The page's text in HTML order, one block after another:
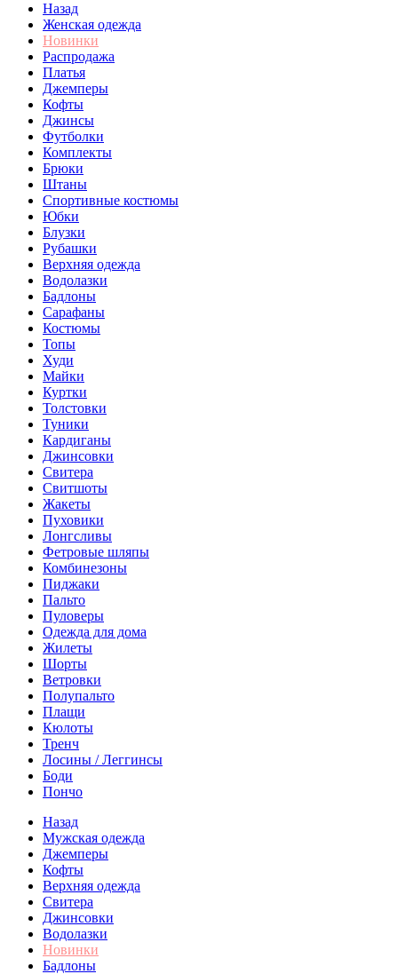
Назад
Женская одежда
Новинки
Распродажа
Платья
Джемперы
Кофты
Джинсы
Футболки
Комплекты
Брюки
Штаны
Спортивные костюмы
Юбки
Блузки
Рубашки
Верхняя одежда
Водолазки
Бадлоны
Сарафаны
Костюмы
Топы
Худи
Майки
Куртки
Толстовки
Туники
Кардиганы
Джинсовки
Свитера
Свитшоты
Жакеты
Пуховики
Лонгсливы
Фетровые шляпы
Комбинезоны
Пиджаки
Пальто
Пуловеры
Одежда для дома
Жилеты
Шорты
Ветровки
Полупальто
Плащи
Кюлоты
Тренч
Лосины / Леггинсы
Боди
Пончо
Назад
Мужская одежда
Джемперы
Кофты
Верхняя одежда
Свитера
Джинсовки
Водолазки
Новинки
Бадлоны